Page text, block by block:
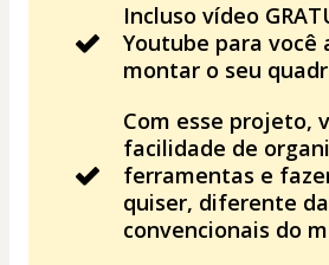
Incluso vídeo
Youtube para você
montar o seu
Com esse projeto,
facilidade de
ferramentas e
quiser, diferente
convencionais do